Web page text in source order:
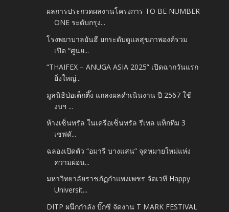
ผลการประกวดผลงานโครงการ TO BE NUMBER
ONE ระดับกรุง...
โรงพยาบาลยันฮี ยกระดับดูแลสุขภาพองค์รวม
เปิด “ศูนย...
“THAIFEX – ANUGA ASIA 2025” เปิดฉากวันแรก
ยิ่งใหญ่...
มูลนิธิป่อเต็กตึ๊ง แถลงผลดำเนินงาน ปี 2567 ใช้
งบฯ ...
ห้างเซ็นทรัล ในเครือเซ็นทรัล รีเทล แท็กทีม 3
เชฟดั...
ฉลองเปิดตัว “อมารี บางแสน” จุดหมายใหม่แห่ง
ความผ่อน...
มหาวิทยาลัยราชภัฏกำแพงเพชร จัดเวที Happy
Universit...
DITP ผนึกกำลัง บิ๊กซี จัดงาน T MARK FESTIVAL